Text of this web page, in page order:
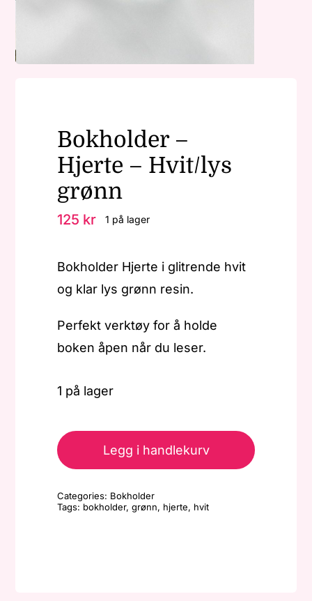
Om MariEbbeBokholder –
Hjerte – Hvit/lys
grønn
125 kr 1 på lager
Bokholder Hjerte i glitrende hvit
og klar lys grønn resin.
Perfekt verktøy for å holde
boken åpen når du leser.
1 på lager
-
Hvit/lys
Legg i handlekurv
Categories: Bokholder
Tags: bokholder,grønn, hjerte, hvit